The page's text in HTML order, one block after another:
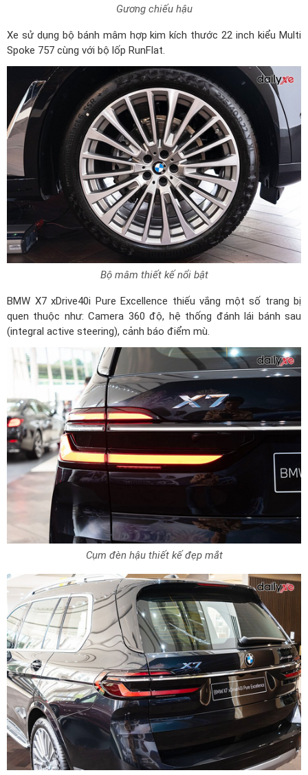
Gương chiếu hậu
Xe sử dụng bộ bánh mâm hợp kim kích thước 22 inch kiểu Multi
Spoke 757 cùng với bộ lốp RunFlat.
Bộ mâm thiết kế nổi bật
BMW X7 xDrive40i Pure Excellence thiếu vắng một số trang bị
quen thuộc như: Camera 360 độ, hệ thống đánh lái bánh sau
(integral active steering), cảnh báo điểm mù.
Cụm đèn hậu thiết kế đẹp mắt